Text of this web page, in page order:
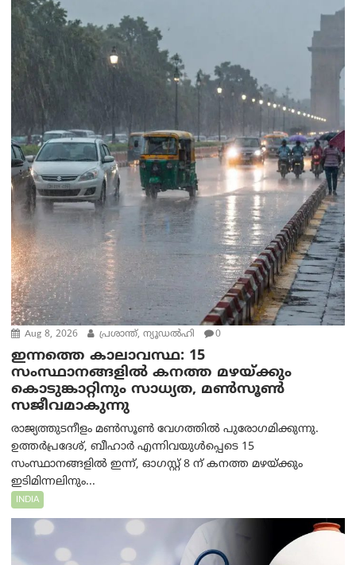
Aug 8, 2026 പ്രശാന്ത്, ന്യൂഡല്‍ഹി 0
ഇന്നത്തെ കാലാവസ്ഥ: 15
സംസ്ഥാനങ്ങളിൽ കനത്ത മഴയ്ക്കും
കൊടുങ്കാറ്റിനും സാധ്യത, മൺസൂൺ
സജീവമാകുന്നു
രാജ്യത്തുടനീളം മൺസൂൺ വേഗത്തിൽ പുരോഗമിക്കുന്നു.
ഉത്തർപ്രദേശ്, ബീഹാർ എന്നിവയുൾപ്പെടെ 15
സംസ്ഥാനങ്ങളിൽ ഇന്ന്, ഓഗസ്റ്റ് 8 ന് കനത്ത മഴയ്ക്കും
ഇടിമിന്നലിനും...
INDIA